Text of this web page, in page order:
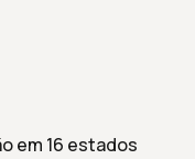
em 16 estados